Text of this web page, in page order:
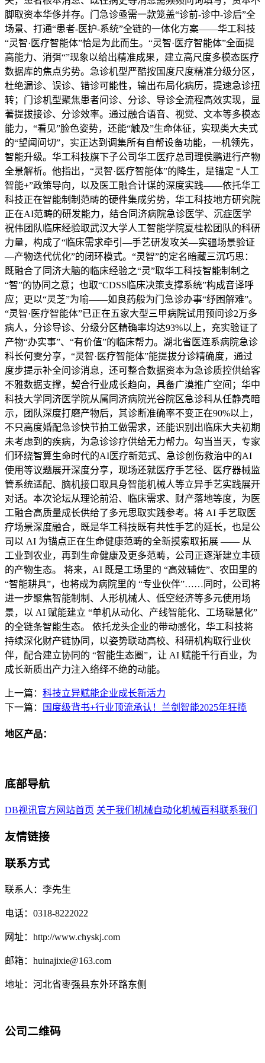
脚取资本华侈并存。门急诊亟需一款笼盖“诊前-诊中-诊后”全
场景、打通“患者-医护-系统”全链的一体化方案——华工科技
“灵智·医疗智能体”恰是为此而生。“灵智·医疗智能体”全面提
高能力、消弭“”现象以给出精准成果，建立高尺度多模态医疗
数据库的焦点劣势。急诊机型严酷按国度尺度精准分级分区，
杜绝漏诊、误诊、错诊可能性，输出布局化病历，提速急诊扭
转；门诊机型聚焦患者问诊、分诊、导诊全流程高效实现，显
著提拔接诊、分诊效率。通过融合语音、视觉、文本等多模态
能力，“看见”脸色姿势，还能“触及”生命体征，实现类大夫式
的“望闻问切”，实正达到调集所有自帮设备功能，一机领先，
智能升级。华工科技旗下子公司华工医疗总司理侯鹏进行产物
全景解析。他指出，“灵智·医疗智能体”的降生，是锚定 “人工
智能+”政策导向，以及医工融合计谋的深度实践——依托华工
科技正在智能制制范畴的硬件集成劣势，华工科技地方研究院
正在AI范畴的研发能力，结合同济病院急诊医学、沉症医学
祝伟团队临床经验取武汉大学人工智能学院夏桂松团队的科研
力量，构成了“临床需求牵引—手艺研发攻关—实疆场景验证
—产物迭代优化”的闭环模式。“灵智”的定名暗藏三沉巧思：
既融合了同济大脑的临床经验之“灵”取华工科技智能制制之
“智”的协同之意；也取“CDSS临床决策支撑系统”构成音译呼
应；更以“灵芝”为喻——如良药般为门急诊办事“纾困解难”。
“灵智·医疗智能体”已正在五家大型三甲病院试用预问诊2万多
病人，分诊导诊、分级分区精确率均达93%以上，充实验证了
产物“办实事”、“有价值”的临床帮力。湖北省医连系病院急诊
科长何雯分享，“灵智·医疗智能体”能提拔分诊精确度，通过
度步提示补全问诊消息，还可整合数据资本为急诊质控供给客
不雅数据支撑，契合行业成长趋向，具备广漠推广空间；华中
科技大学同济医学院从属同济病院光谷院区急诊科从任静亮暗
示，团队深度打磨产物后，其诊断准确率不变正在90%以上，
不只高度婚配急诊快节拍工做需求，还能识别出临床大夫初期
未考虑到的疾病，为急诊诊疗供给无力帮力。勾当当天，专家
们环绕智算生命时代的AI医疗新范式、急诊创伤救治中的AI
使用等议题展开深度分享，现场还就医疗手艺径、医疗器械监
管系统适配、脑机接口取具身智能机械人等立异手艺实践展开
对话。本次论坛从理论前沿、临床需求、财产落地等度，为医
工融合高质量成长供给了多元思取实践参考。将 AI 手艺取医
疗场景深度融合，既是华工科技既有共性手艺的延长，也是公
司以 AI 为锚点正在生命健康范畴的全新摸索取拓展 —— 从
工业到农业，再到生命健康及更多范畴，公司正逐渐建立丰硕
的产物生态。 将来，AI 既是工场里的 “高效辅佐”、农田里的
“智能耕具”，也将成为病院里的 “专业伙伴”……同时，公司将
进一步聚焦智能制制、人形机械人、低空经济等多元使用场
景，以 AI 赋能建立 “单机从动化、产线智能化、工场聪慧化”
的全链条智能生态。 依托龙头企业的带动感化，华工科技将
持续深化财产链协同，以姿势联动高校、科研机构取行业伙
伴，配合建立协同的 “智能生态圈”，让 AI 赋能千行百业，为
成长新质出产力注入络绎不绝的动能。
上一篇： 科技立异赋能企业成长新活力
下一篇：
国度级背书+行业顶流承认！兰剑智能2025年狂揽
地区产品：
底部导航
DB视讯官方网站首页 关于我们 机械自动化机械百科联系我们
友情链接
联系方式
联系人：李先生
电话：0318-8222022
网址：http://www.chyskj.com
邮箱：huinajixie@163.com
地址：河北省枣强县东外环路东侧
公司二维码